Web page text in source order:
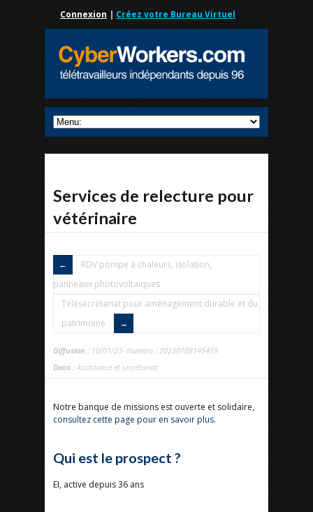
Connexion | Créez votre Bureau Virtuel
Services de relecture pour
vétérinaire
RDV pompe à chaleurs, isolation,
panneaux photovoltaïques
Télésecrétariat pour aménagement durable et du
patrimoine
Diffusion : 10/01/23- Numéro : 20230109145459
Dans : Assistance et secrétariat
Notre banque de missions est ouverte et solidaire,
consultez cette page pour en savoir plus.
Qui est le prospect ?
EI, active depuis 36 ans